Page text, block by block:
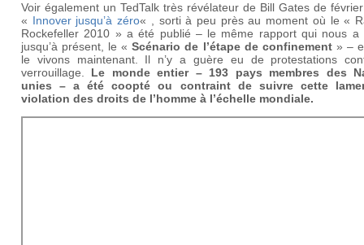
Voir également un TedTalk très révélateur de Bill Gates de
« Innover jusqu’à zéro« , sorti à peu près au moment où le «
Rockefeller 2010 » a été publié – le même rapport qui nous a
jusqu’à présent, le «Scénario de l’étape de confinement» –
le vivons maintenant. Il n’y a guère eu de protestations
verrouillage. Le monde entier – 193 pays membres des
unies – a été coopté ou contraint de suivre cette
violation des droits de l’homme à l’échelle mondiale.